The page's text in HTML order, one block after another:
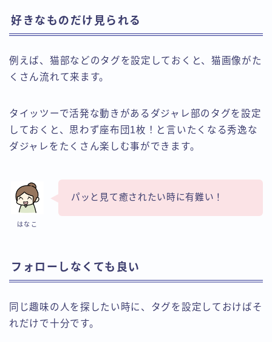
好きなものだけ見られる
例えば、猫部などのタグを設定しておくと、猫画像がた
くさん流れて来ます。
タイッツーで活発な動きがあるダジャレ部のタグを設定
しておくと、思わず座布団1枚！と言いたくなる秀逸な
ダジャレをたくさん楽しむ事ができます。
はなこ
パッと見て癒されたい時に有難い！
フォローしなくても良い
同じ趣味の人を探したい時に、タグを設定しておけばそ
れだけで十分です。